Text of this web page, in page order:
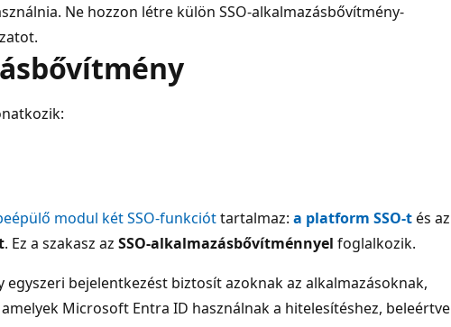
Ne hozzon létre külön SSO-alkalmazásbővítmény-
modul két SSO-funkcióttartalmaz: a platform SSO-tés az
. Ez a szakasz az SSO-alkalmazásbővítménnyel foglalkozik.
egyszeri bejelentkezést biztosít azoknak az alkalmazásoknak,
Microsoft Entra ID használnak a hitelesítéshez, beleértve